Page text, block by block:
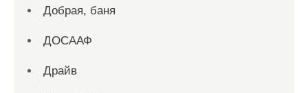
Добрая, баня
ДОСААФ
Драйв